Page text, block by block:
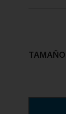
TAMAÑO